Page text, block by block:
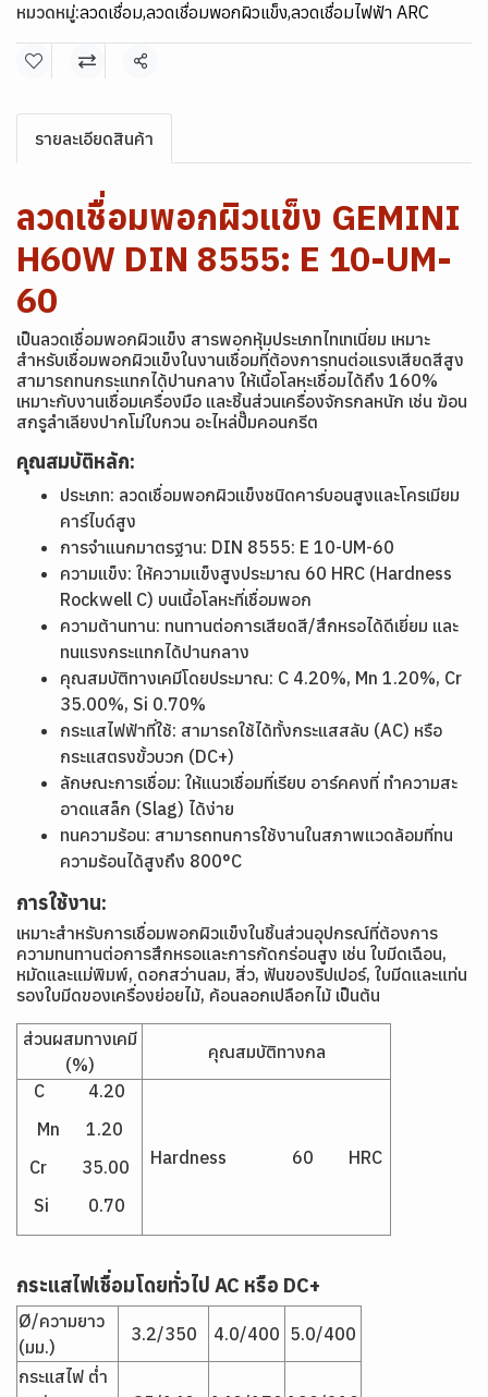
หมวดหมู่:ลวดเชื่อม,ลวดเชื่อมพอกผิวแข็ง,ลวดเชื่อมไฟฟ้า ARC
แชร์
รายละเอียดสินค้า
ลวดเชื่อมพอกผิวแข็ง GEMINI
H60W DIN 8555: E 10-UM-
60
เป็นลวดเชื่อมพอกผิวแข็ง สารพอกหุ้มประเภทไทเทเนี่ยม เหมาะ
สำหรับเชื่อมพอกผิวแข็งในงานเชื่อมที่ต้องการทนต่อแรงเสียดสีสูง
สามารถทนกระแทกได้ปานกลาง ให้เนื้อโลหะเชื่อมได้ถึง 160%
เหมาะกับงานเชื่อมเครื่องมือ และชิ้นส่วนเครื่องจักรกลหนัก เช่น ฆ้อน
สกรูลำเลียงปากโม่ใบกวน อะไหล่ปั๊มคอนกรีต
คุณสมบัติหลัก:
ประเภท: ลวดเชื่อมพอกผิวแข็งชนิดคาร์บอนสูงและโครเมียม
คาร์ไบด์สูง
การจำแนกมาตรฐาน: DIN 8555: E 10-UM-60
ความแข็ง: ให้ความแข็งสูงประมาณ 60 HRC (Hardness
Rockwell C) บนเนื้อโลหะที่เชื่อมพอก
ความต้านทาน: ทนทานต่อการเสียดสี/สึกหรอได้ดีเยี่ยม และ
ทนแรงกระแทกได้ปานกลาง
คุณสมบัติทางเคมีโดยประมาณ: C 4.20%, Mn 1.20%, Cr
35.00%, Si 0.70%
กระแสไฟฟ้าที่ใช้: สามารถใช้ได้ทั้งกระแสสลับ (AC) หรือ
กระแสตรงขั้วบวก (DC+)
ลักษณะการเชื่อม: ให้แนวเชื่อมที่เรียบ อาร์คคงที่ ทำความสะ
อาดแสล็ก (Slag) ได้ง่าย
ทนความร้อน: สามารถทนการใช้งานในสภาพแวดล้อมที่ทน
ความร้อนได้สูงถึง 800°C
การใช้งาน:
เหมาะสำหรับการเชื่อมพอกผิวแข็งในชิ้นส่วนอุปกรณ์ที่ต้องการ
ความทนทานต่อการสึกหรอและการกัดกร่อนสูง เช่น ใบมีดเฉือน,
หมัดและแม่พิมพ์, ดอกสว่านลม, สิ่ว, ฟันของริปเปอร์, ใบมีดและแท่น
รองใบมีดของเครื่องย่อยไม้, ค้อนลอกเปลือกไม้ เป็นต้น
ส่วนผสมทางเคมี
(%)
คุณสมบัติทางกล
C 4.20
Mn 1.20
Cr 35.00
Si 0.70
Hardness 60 HRC
กระแสไฟเชื่อมโดยทั่วไป AC หรือ DC+
Ø/ความยาว
(มม.)
3.2/350 4.0/400 5.0/400
กระแสไฟ ต่ำ